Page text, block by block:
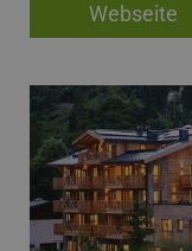
Webseite